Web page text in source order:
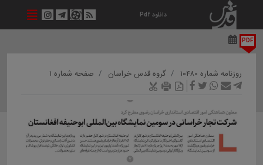
دانلود Pdf
PDF
روزنامه شماره ۱۰۴۸۰ گروه قدس خراسان صفحه شماره ۱